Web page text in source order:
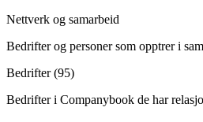
Nettverk og samarbeid
Bedrifter og personer som opptrer i
Bedrifter (95)
Bedrifter i Companybook de har